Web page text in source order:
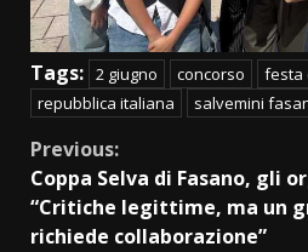
Tags: 2 giugno concorso
festa
repubblica italiana
salvemini
Continue
Reading
Previous:
Coppa Selva di Fasano, gli
“Critiche legittime, ma un
richiede collaborazione”